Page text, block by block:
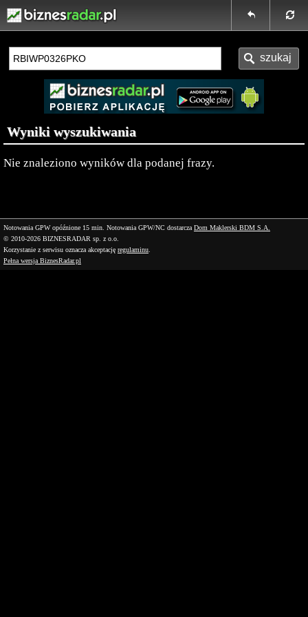
Wyniki wyszukiwania
Nie znaleziono wyników dla podanej frazy.
Notowania GPW opóźnione 15 min. Notowania GPW/NC dostarcza Dom Maklerski BDM S.A.
© 2010-2026 BIZNESRADAR sp. z o.o.
Korzystanie z serwisu oznacza akceptację regulaminu
Pełna wersja BiznesRadar.pl